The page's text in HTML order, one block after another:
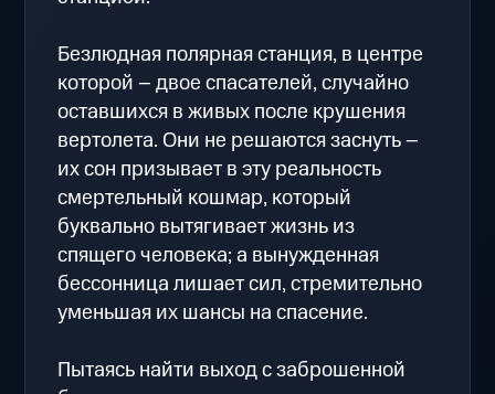
Безлюдная полярная станция, в центре
которой – двое спасателей, случайно
оставшихся в живых после крушения
вертолета. Они не решаются заснуть –
их сон призывает в эту реальность
смертельный кошмар, который
буквально вытягивает жизнь из
спящего человека; а вынужденная
бессонница лишает сил, стремительно
уменьшая их шансы на спасение.
Пытаясь найти выход с заброшенной